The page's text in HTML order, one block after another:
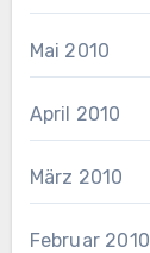
Mai 2010
April 2010
März 2010
Februar 2010